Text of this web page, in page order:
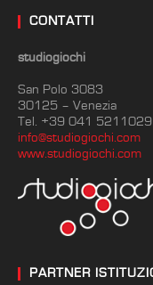
CONTATTI
studiogiochi
San Polo 3083
30125 – Venezia
Tel. +39 041 5211029
info@studiogiochi.com
www.studiogiochi.com
PARTNER